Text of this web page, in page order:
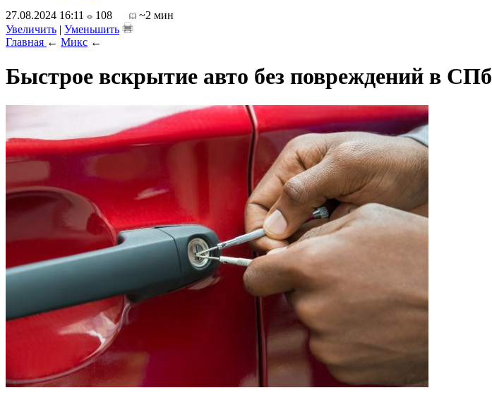
27.08.2024 16:11
108
~2 мин
Увеличить | Уменьшить
Главная ← Микс ←
Быстрое вскрытие авто без повреждений в СПб